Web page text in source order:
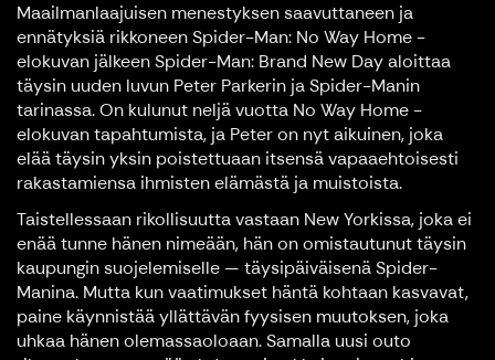
Maailmanlaajuisen menestyksen saavuttaneen ja
ennätyksiä rikkoneen Spider-Man: No Way Home -
elokuvan jälkeen Spider-Man: Brand New Day aloittaa
täysin uuden luvun Peter Parkerin ja Spider-Manin
tarinassa. On kulunut neljä vuotta No Way Home -
elokuvan tapahtumista, ja Peter on nyt aikuinen, joka
elää täysin yksin poistettuaan itsensä vapaaehtoisesti
rakastamiensa ihmisten elämästä ja muistoista.
Taistellessaan rikollisuutta vastaan New Yorkissa, joka ei
enää tunne hänen nimeään, hän on omistautunut täysin
kaupungin suojelemiselle — täysipäiväisenä Spider-
Manina. Mutta kun vaatimukset häntä kohtaan kasvavat,
paine käynnistää yllättävän fyysisen muutoksen, joka
uhkaa hänen olemassaoloaan. Samalla uusi outo